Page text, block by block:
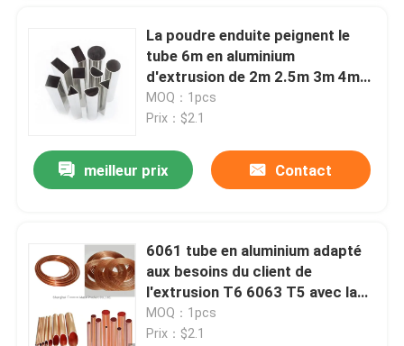
La poudre enduite peignent le
tube 6m en aluminium
d'extrusion de 2m 2.5m 3m 4m
5m
MOQ：1pcs
Prix：$2.1
meilleur prix Contact
6061 tube en aluminium adapté
aux besoins du client de
l'extrusion T6 6063 T5 avec la
cannelure
MOQ：1pcs
Prix：$2.1